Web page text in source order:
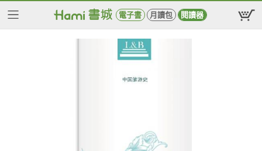
電子書 月讀包 閱讀器